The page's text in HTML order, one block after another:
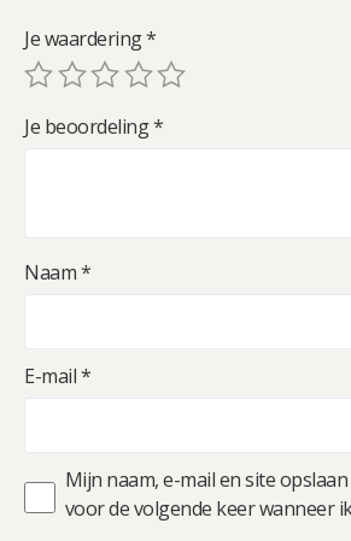
Je waardering*
Je beoordeling*
Naam*
E-mail*
Mijn naam, e-mail en site
voor de volgende keer wanneer